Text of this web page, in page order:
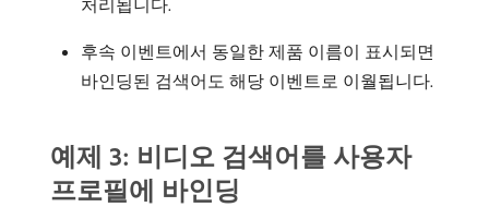
후속 이벤트에서 동일한 제품 이름이 표시되면
바인딩된 검색어도 해당 이벤트로 이월됩니다.
예제 3: 비디오 검색어를 사용자
프로필에 바인딩